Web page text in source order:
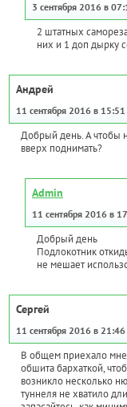
3 сентября 2016 в
2 штатных
них и 1 доп дырку
Андрей
11 сентября 2016 в 15:51
Добрый день. А чтобы
вверх поднимать?
Admin
11 сентября 2016 в
Добрый день
Подлокотник
не мешает
Сергей
11 сентября 2016 в 21:46
В общем приехало мне
обшита бархаткой,
возникло несколько
туннеля не хватило